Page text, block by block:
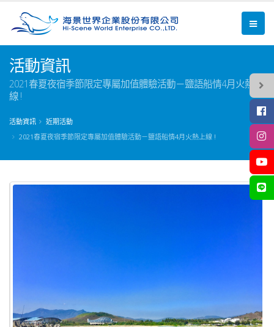
活動資訊
2021春夏夜宿季節限定專屬加值體驗活動－鹽語船情4月火熱上
線 !
活動資訊
近期活動
2021春夏夜宿季節限定專屬加值體驗活動－鹽語船情4月火熱上線 !